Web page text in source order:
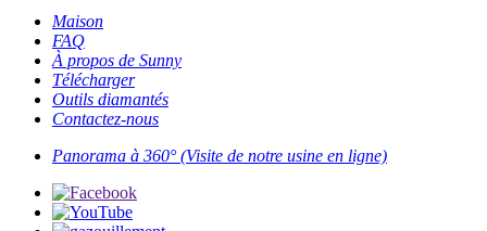
Maison
FAQ
À propos de Sunny
Télécharger
Outils diamantés
Contactez-nous
Panorama à 360° (Visite de notre usine en ligne)